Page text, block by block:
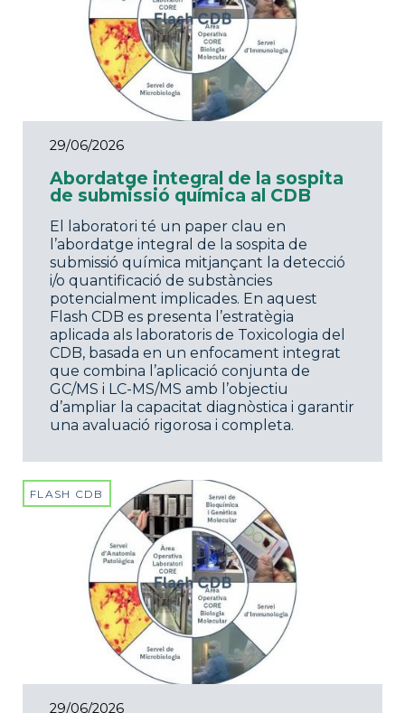
29/06/2026
Abordatge integral de la sospita
de submissió química al CDB
El laboratori té un paper clau en
l’abordatge integral de la sospita de
submissió química mitjançant la detecció
i/o quantificació de substàncies
potencialment implicades. En aquest
Flash CDB es presenta l’estratègia
aplicada als laboratoris de Toxicologia del
CDB, basada en un enfocament integrat
que combina l’aplicació conjunta de
GC/MS i LC-MS/MS amb l’objectiu
d’ampliar la capacitat diagnòstica i garantir
una avaluació rigorosa i completa.
FLASH CDB
29/06/2026